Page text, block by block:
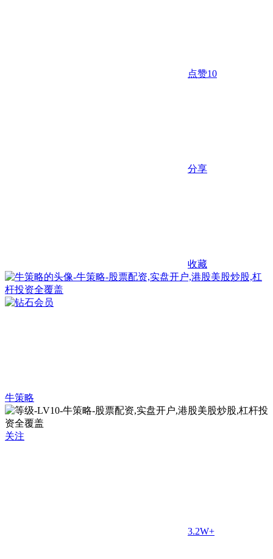
点赞10
分享
收藏
牛策略
关注
3.2W+